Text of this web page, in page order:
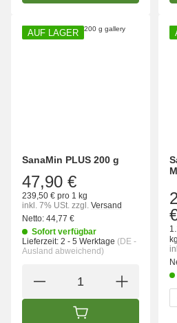
AUF LAGER
SanaMin PLUS 200 g
47,90 €
239,50 € pro 1 kg
inkl. 7% USt. zzgl. Versand
Netto: 44,77 €
Sofort verfügbar
Lieferzeit: 2 - 5 Werktage (DE -
Ausland abweichend)
IN DEN WARENKORB
kg